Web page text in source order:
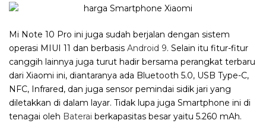
Mi Note 10 Pro ini juga sudah berjalan dengan sistem
operasi MIUI 11 dan berbasis Android 9. Selain itu fitur-fitur
canggih lainnya juga turut hadir bersama perangkat terbaru
dari Xiaomi ini, diantaranya ada Bluetooth 5.0, USB Type-C,
NFC, Infrared, dan juga sensor pemindai sidik jari yang
diletakkan di dalam layar. Tidak lupa juga Smartphone ini di
tenagai oleh Baterai berkapasitas besar yaitu 5.260 mAh.